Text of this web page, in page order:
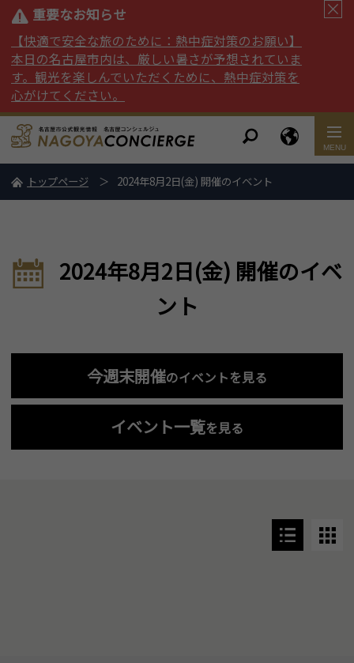
重要なお知らせ
【快適で安全な旅のために：熱中症対策のお願い】
本日の名古屋市内は、厳しい暑さが予想されていま
す。観光を楽しんでいただくために、熱中症対策を
心がけてください。
トップページ 2024年8月2日(金) 開催のイベント
2024年8月2日(金) 開催のイベ
ント
今週末開催のイベントを見る
イベント一覧を見る